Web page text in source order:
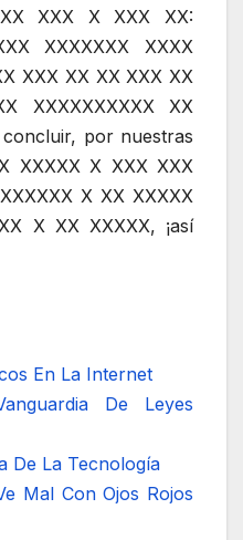
XXX X XXX XX:
XXXXXXX XXXX
XXX XX XX XXX XX
XXXXXXXXXX XX
por nuestras
XXXXX X XXX XXX
X XX XXXXX
X XX XXXXX, ¡así
En La Internet
De Leyes
De La Tecnología
Mal Con Ojos Rojos